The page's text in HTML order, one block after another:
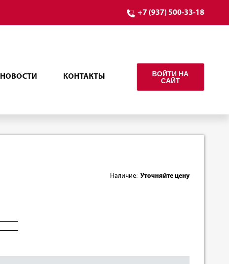
+7 (937) 500-33-18
НОВОСТИ КОНТАКТЫ
ВОЙТИ НА
САЙТ
Наличие: Уточняйте цену